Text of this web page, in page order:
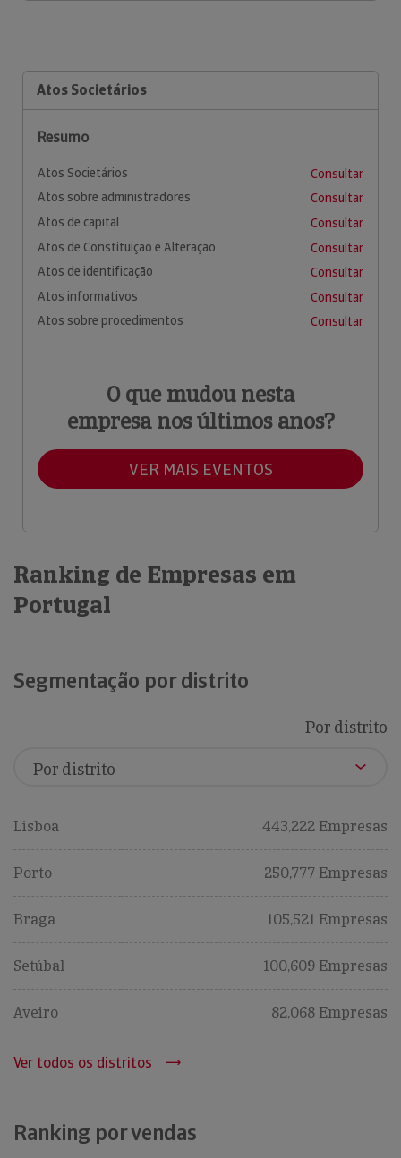
Atos Societários
Resumo
Atos Societários
Consultar
Atos sobre administradores
Consultar
Atos de capital
Consultar
Atos de Constituição e Alteração
Consultar
Atos de identificação
Consultar
Atos informativos
Consultar
Atos sobre procedimentos
Consultar
O que mudou nesta
empresa nos últimos anos?
VER MAIS EVENTOS
Ranking de Empresas em
Portugal
Segmentação por distrito
Por distrito
Lisboa 443,222 Empresas
Porto 250,777 Empresas
Braga 105,521 Empresas
Setúbal 100,609 Empresas
Aveiro 82,068 Empresas
Ver todos os distritos
Ranking por vendas